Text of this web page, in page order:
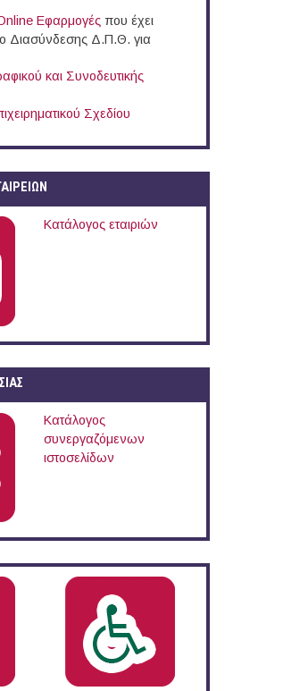
UK (2015)
Eφαρμογές που έχει
Διασύνδεσης Δ.Π.Θ. για
και Συνοδευτικής
Σχεδίου
Κατάλογος εταιριών
Κατάλογος
συνεργαζόμενων
ιστοσελίδων